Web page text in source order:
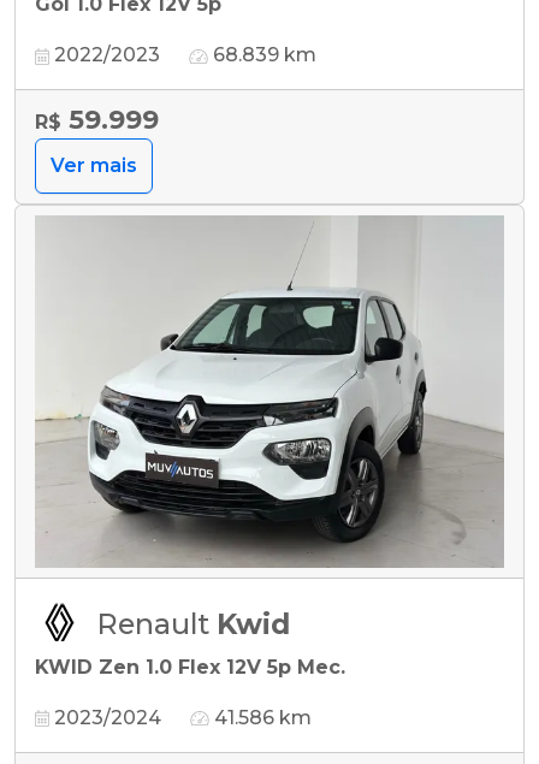
2022/2023 68.839 km
R$ 59.999
Ver mais
Renault Kwid
KWID Zen 1.0 Flex 12V 5p Mec.
2023/2024 41.586 km